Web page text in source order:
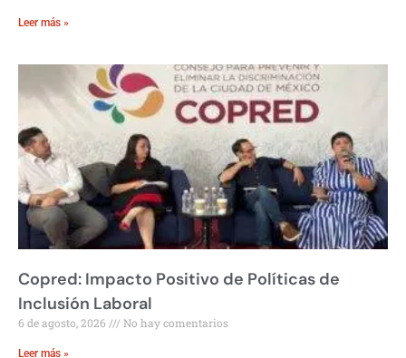
Leer más »
Copred: Impacto Positivo de Políticas de
Inclusión Laboral
6 de agosto, 2026 No hay comentarios
Leer más »